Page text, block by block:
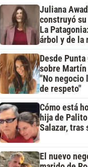
Juliana
construyó
La
árbol y de la
Desde Punta
sobre Martín
"No negocio
de respeto"
Cómo está
hija de
Salazar, tras
El nuevo